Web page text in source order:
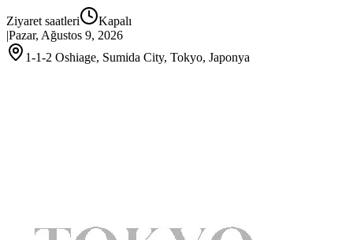
Ziyaret saatleri
Kapalı
|Pazar, Ağustos 9, 2026
1-1-2 Oshiage, Sumida City, Tokyo, Japonya